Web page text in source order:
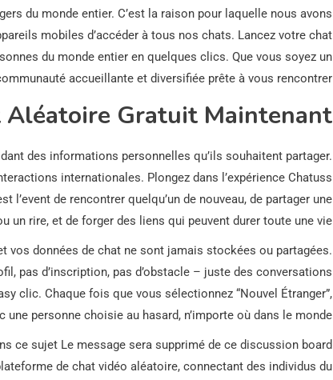
du monde entier. C’est la raison pour laquelle nous avons
mobiles d’accéder à tous nos chats. Lancez votre chat
du monde entier en quelques clics. Que vous soyez un
accueillante et diversifiée prête à vous rencontrer !
Aléatoire Gratuit Maintenant
des informations personnelles qu’ils souhaitent partager.
internationales. Plongez dans l’expérience Chatuss
de rencontrer quelqu’un de nouveau, de partager une
un rire, et de forger des liens qui peuvent durer toute une vie.
vos données de chat ne sont jamais stockées ou partagées.
pas d’inscription, pas d’obstacle – juste des conversations
clic. Chaque fois que vous sélectionnez “Nouvel Étranger”,
personne choisie au hasard, n’importe où dans le monde.
ce sujet Le message sera supprimé de ce discussion board
de chat vidéo aléatoire, connectant des individus du